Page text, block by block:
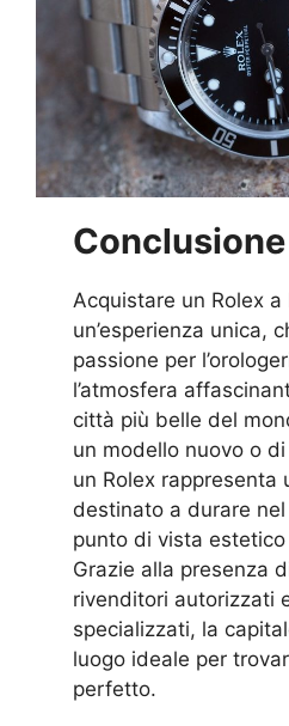
Conclusione
Acquistare un Rolex a
un’esperienza unica,
passione per
l’atmosfera
città più belle del
un modello nuovo o
un Rolex rappresenta
destinato a durare
punto di vista
Grazie alla presenza
rivenditori autorizzati
specializzati, la
luogo ideale per
perfetto.